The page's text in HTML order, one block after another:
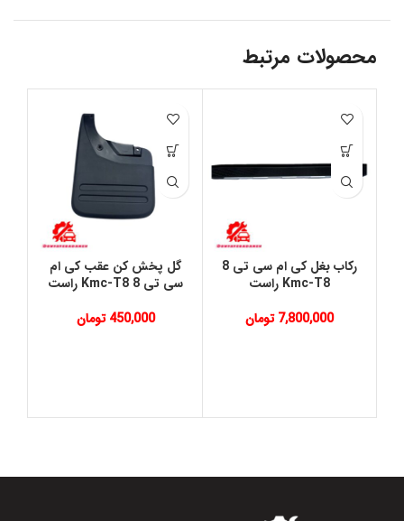
محصولات مرتبط
رکاب بغل کی ام سی تی 8
Kmc-T8 راست
7,800,000 تومان
گل پخش کن عقب کی ام
سی تی 8 Kmc-T8 راست
450,000 تومان